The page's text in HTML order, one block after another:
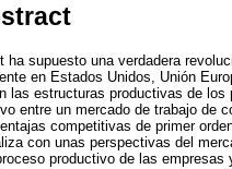
ha supuesto una verdadera
en Estados Unidos, Unión
las estructuras productivas de
entre un mercado de trabajo de
competitivas de primer
con unas perspectivas del
productivo de las